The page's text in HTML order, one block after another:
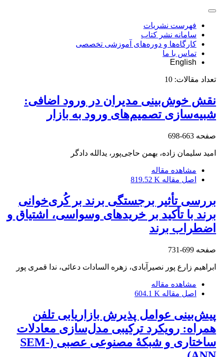
فهرست نشریات
سامانه نشر کتاب
کارگاه‌ها و دوره‌های آموزشی تخصصی
تماس با ما
English
تعداد مقالات: 10
نقش خوش‌‌بینی مدیران در ورود اضافی:
شبیه‌سازی تصمیم‌های ورود به بازار
صفحه 663-698
امید سلیمان زاده، بهمن حاجی‌پور، یدالله دادگر
مشاهده مقاله
اصل مقاله 819.52 K
بررسی تأثیر برجستگی برند بر کُری‌‌خوانی
برند با تأکید بر خریدهای وسواسی، اشتیاق و
اضطراب برند
صفحه 699-731
ابراهیم زارع پور نصیرآبادی، زهره السادات دعائی، ندا قمری پور
مشاهده مقاله
اصل مقاله 604.1 K
پیش‌بینی عوامل پذیرش بازاریابی تلفن
همراه: رویکرد ترکیبی مدل‌سازی معادلات
ساختاری و شبکۀ مصنوعی عصبی (SEM-